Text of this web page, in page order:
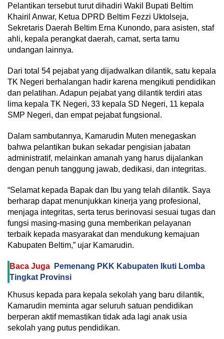
Pelantikan tersebut turut dihadiri Wakil Bupati Beltim
Khairil Anwar, Ketua DPRD Beltim Fezzi Uktolseja,
Sekretaris Daerah Beltim Erna Kunondo, para asisten, staf
ahli, kepala perangkat daerah, camat, serta tamu
undangan lainnya.
Dari total 54 pejabat yang dijadwalkan dilantik, satu kepala
TK Negeri berhalangan hadir karena mengikuti pendidikan
dan pelatihan. Adapun pejabat yang dilantik terdiri atas
lima kepala TK Negeri, 33 kepala SD Negeri, 11 kepala
SMP Negeri, dan empat pejabat fungsional.
Dalam sambutannya, Kamarudin Muten menegaskan
bahwa pelantikan bukan sekadar pengisian jabatan
administratif, melainkan amanah yang harus dijalankan
dengan penuh tanggung jawab, dedikasi, dan integritas.
“Selamat kepada Bapak dan Ibu yang telah dilantik. Saya
berharap dapat menunjukkan kinerja yang profesional,
menjaga integritas, serta terus berinovasi sesuai tugas dan
fungsi masing-masing guna memberikan pelayanan
terbaik kepada masyarakat dan mendukung kemajuan
Kabupaten Beltim,” ujar Kamarudin.
Baca Juga
Pemenang PKK Kabupaten Ikuti Lomba
Tingkat Provinsi
Khusus kepada para kepala sekolah yang baru dilantik,
Kamarudin meminta agar seluruh satuan pendidikan
berperan aktif memastikan tidak ada lagi anak usia
sekolah yang putus pendidikan.